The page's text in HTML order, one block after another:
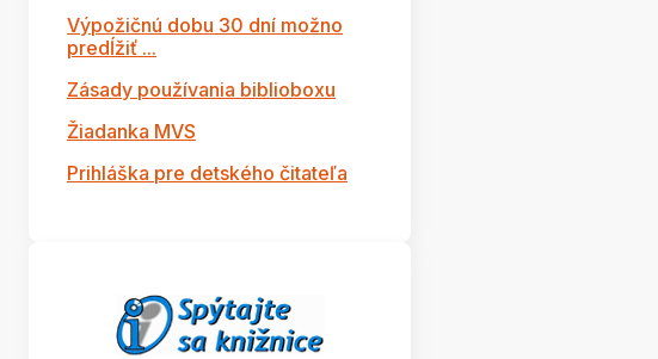
Výpožičnú dobu 30 dní možno
predĺžiť ...
Zásady používania biblioboxu
Žiadanka MVS
Prihláška pre detského čitateľa